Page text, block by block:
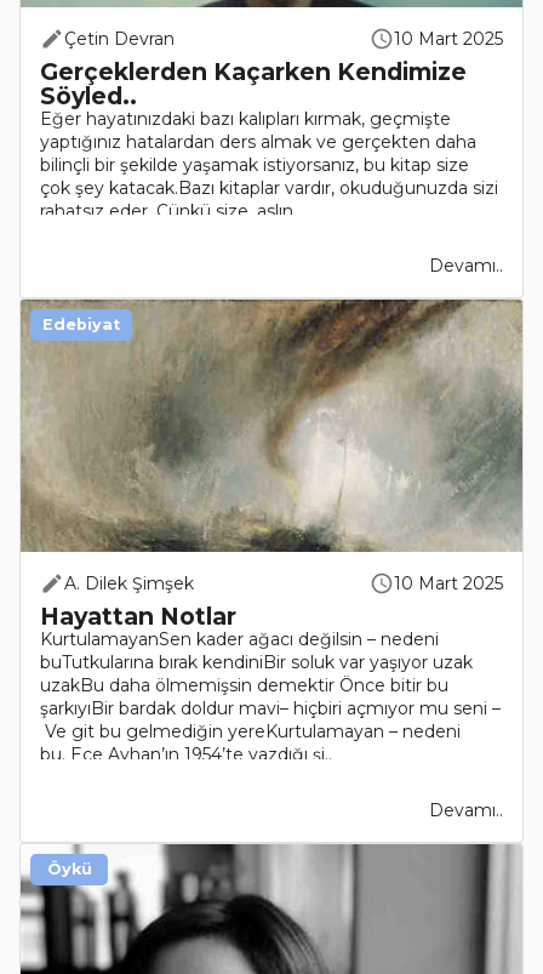
Çetin Devran 10 Mart 2025
Gerçeklerden Kaçarken Kendimize
Söyled..
Eğer hayatınızdaki bazı kalıpları kırmak, geçmişte
yaptığınız hatalardan ders almak ve gerçekten daha
bilinçli bir şekilde yaşamak istiyorsanız, bu kitap size
çok şey katacak.Bazı kitaplar vardır, okuduğunuzda sizi
rahatsız eder. Çünkü size, aslın..
Devamı..
A. Dilek Şimşek 10 Mart 2025
Hayattan Notlar
KurtulamayanSen kader ağacı değilsin – nedeni
buTutkularına bırak kendiniBir soluk var yaşıyor uzak
uzakBu daha ölmemişsin demektir Önce bitir bu
şarkıyıBir bardak doldur mavi– hiçbiri açmıyor mu seni –
Ve git bu gelmediğin yereKurtulamayan – nedeni
bu. Ece Ayhan’ın 1954’te yazdığı şi..
Devamı..
Edebiyat
Öykü